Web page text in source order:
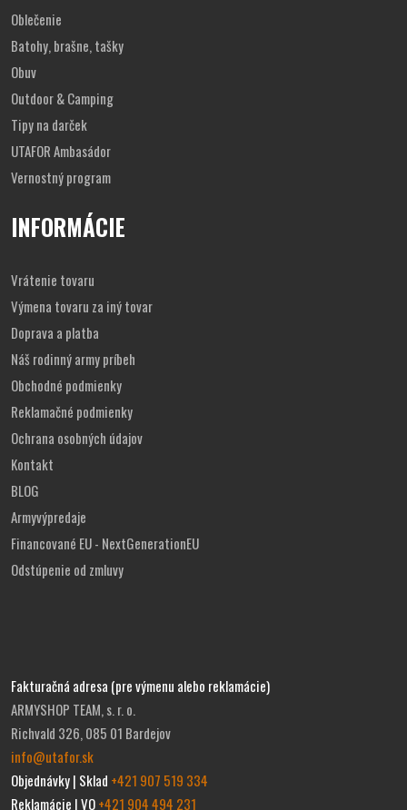
Oblečenie
Batohy, brašne, tašky
Obuv
Outdoor & Camping
Tipy na darček
UTAFOR Ambasádor
Vernostný program
INFORMÁCIE
Vrátenie tovaru
Výmena tovaru za iný tovar
Doprava a platba
Náš rodinný army príbeh
Obchodné podmienky
Reklamačné podmienky
Ochrana osobných údajov
Kontakt
BLOG
Armyvýpredaje
Financované EU - NextGenerationEU
Odstúpenie od zmluvy
Fakturačná adresa (pre výmenu alebo reklamácie)
ARMYSHOP TEAM, s. r. o.
Richvald 326, 085 01 Bardejov
info@utafor.sk
Objednávky | Sklad +421 907 519 334
Reklamácie | VO+421 904 494 231